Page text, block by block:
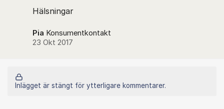
Hälsningar
Pia Konsumentkontakt
23 Okt 2017
Inlägget är stängt för ytterligare kommentarer.